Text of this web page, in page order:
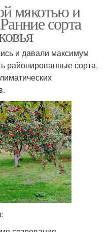
мякотью и
сорта
и давали максимум
районированные сорта,